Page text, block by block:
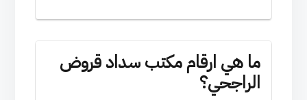
ما هي ارقام مكتب سداد قروض
الراجحي؟